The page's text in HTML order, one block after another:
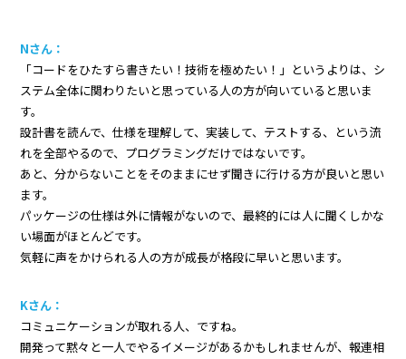
Nさん：
「コードをひたすら書きたい！技術を極めたい！」というよりは、シ
ステム全体に関わりたいと思っている人の方が向いていると思いま
す。
設計書を読んで、仕様を理解して、実装して、テストする、という流
れを全部やるので、プログラミングだけではないです。
あと、分からないことをそのままにせず聞きに行ける方が良いと思い
ます。
パッケージの仕様は外に情報がないので、最終的には人に聞くしかな
い場面がほとんどです。
気軽に声をかけられる人の方が成長が格段に早いと思います。
Kさん：
コミュニケーションが取れる人、ですね。
開発って黙々と一人でやるイメージがあるかもしれませんが、報連相